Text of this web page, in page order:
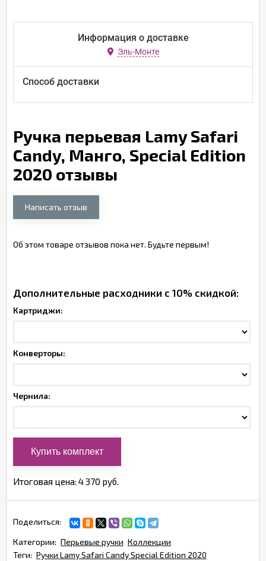
Информация о доставке
Эль-Монте
Способ доставки
Ручка перьевая Lamy Safari
Candy, Манго, Special Edition
2020 отзывы
Написать отзыв
Об этом товаре отзывов пока нет. Будьте первым!
Дополнительные расходники с 10% скидкой:
Картриджи:
Конверторы:
Чернила:
Итоговая цена: 4 370 руб.
Поделиться:
Категории: Перьевые ручки Коллекции
Теги: Ручки Lamy Safari Candy Special Edition 2020